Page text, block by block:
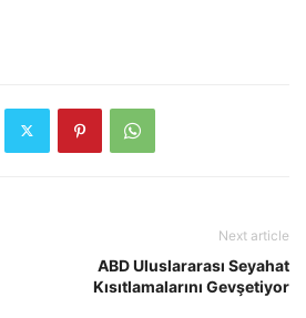
Next article
ABD Uluslararası Seyahat
Kısıtlamalarını Gevşetiyor